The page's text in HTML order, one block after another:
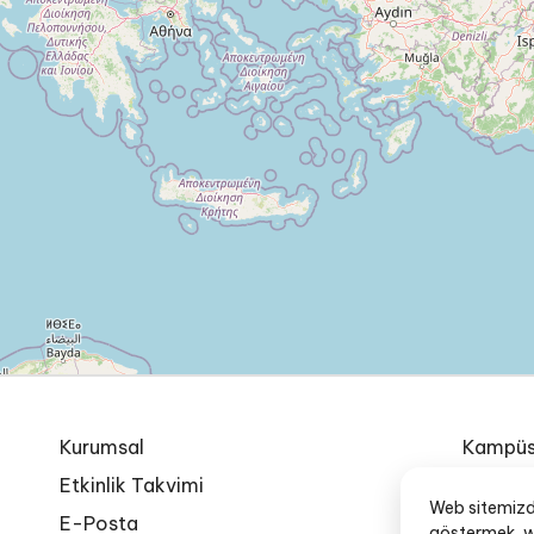
Web
Kurumsal
Etkinlik Takvimi
E-Posta
İnsan